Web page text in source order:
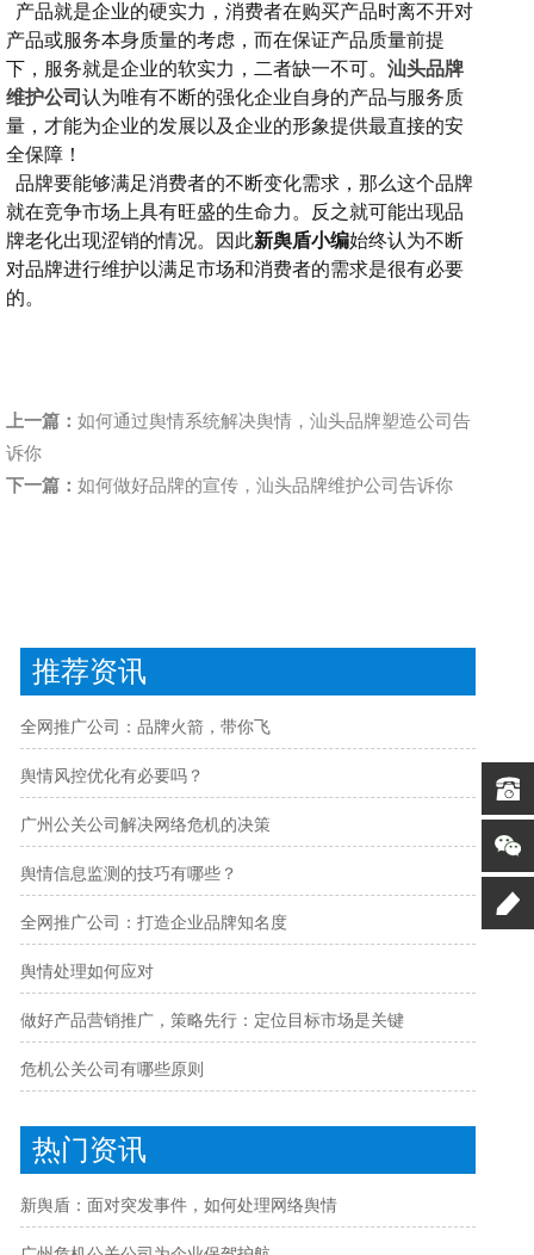
产品就是企业的硬实力，消费者在购买产品时离不开对
产品或服务本身质量的考虑，而在保证产品质量前提
下，服务就是企业的软实力，二者缺一不可。 汕头品牌
维护公司 认为唯有不断的强化企业自身的产品与服务质
量，才能为企业的发展以及企业的形象提供最直接的安
全保障！
品牌要能够满足消费者的不断变化需求，那么这个品牌
就在竞争市场上具有旺盛的生命力。反之就可能出现品
牌老化出现涩销的情况。因此新舆盾小编始终认为不断
对品牌进行维护以满足市场和消费者的需求是很有必要
的。
上一篇： 如何通过舆情系统解决舆情，汕头品牌塑造公司告
诉你
下一篇： 如何做好品牌的宣传，汕头品牌维护公司告诉你
推荐资讯
全网推广公司：品牌火箭，带你飞
舆情风控优化有必要吗？
广州公关公司解决网络危机的决策
舆情信息监测的技巧有哪些？
全网推广公司：打造企业品牌知名度
舆情处理如何应对
做好产品营销推广，策略先行：定位目标市场是关键
危机公关公司有哪些原则
热门资讯
新舆盾：面对突发事件，如何处理网络舆情